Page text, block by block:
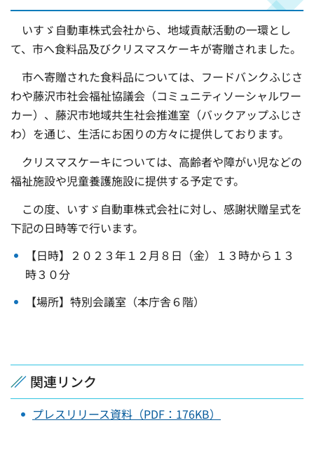
いすゞ自動車株式会社から、地域貢献活動の一環とし
て、市へ食料品及びクリスマスケーキが寄贈されました。
市へ寄贈された食料品については、フードバンクふじさ
わや藤沢市社会福祉協議会（コミュニティソーシャルワー
カー）、藤沢市地域共生社会推進室（バックアップふじさ
わ）を通じ、生活にお困りの方々に提供しております。
クリスマスケーキについては、高齢者や障がい児などの
福祉施設や児童養護施設に提供する予定です。
この度、いすゞ自動車株式会社に対し、感謝状贈呈式を
下記の日時等で行います。
【日時】２０２３年１２月８日（金）１３時から１３
時３０分
【場所】特別会議室（本庁舎６階）
関連リンク
プレスリリース資料（PDF：176KB）